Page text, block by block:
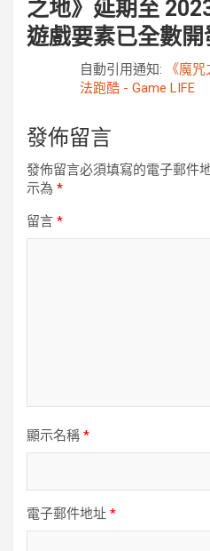
之地》延期至
遊戲要素已全數開
自動引用通知:
《魔
法跑酷 - Game LIFE
發佈留言
發佈留言必須填寫的電子郵件
示為 *
留言 *
顯示名稱 *
電子郵件地址 *